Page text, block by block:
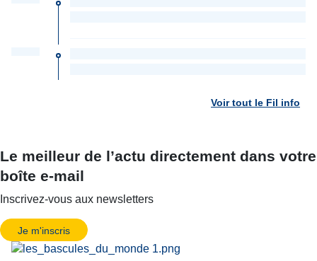
Voir tout le Fil info
Le meilleur de l’actu directement dans votre
boîte e-mail
Inscrivez-vous aux newsletters
Je m'inscris